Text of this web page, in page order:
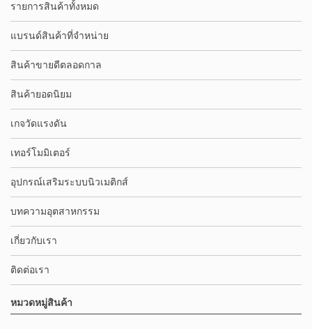
รายการสินค้าทั้งหมด
แบรนด์สินค้าที่จำหน่าย
สินค้าขายดีตลอดกาล
สินค้ายอดนิยม
เกจวัดแรงดัน
เทอร์โมมิเตอร์
อุปกรณ์เสริมระบบนิวเมติกส์
บทความอุตสาหกรรม
เกี่ยวกับเรา
ติดต่อเรา
หมวดหมู่สินค้า